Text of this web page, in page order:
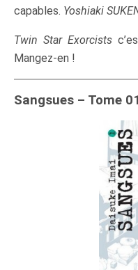
capables. Yoshiaki
Twin Star Exorcists
Mangez-en !
Sangsues – Tome 01